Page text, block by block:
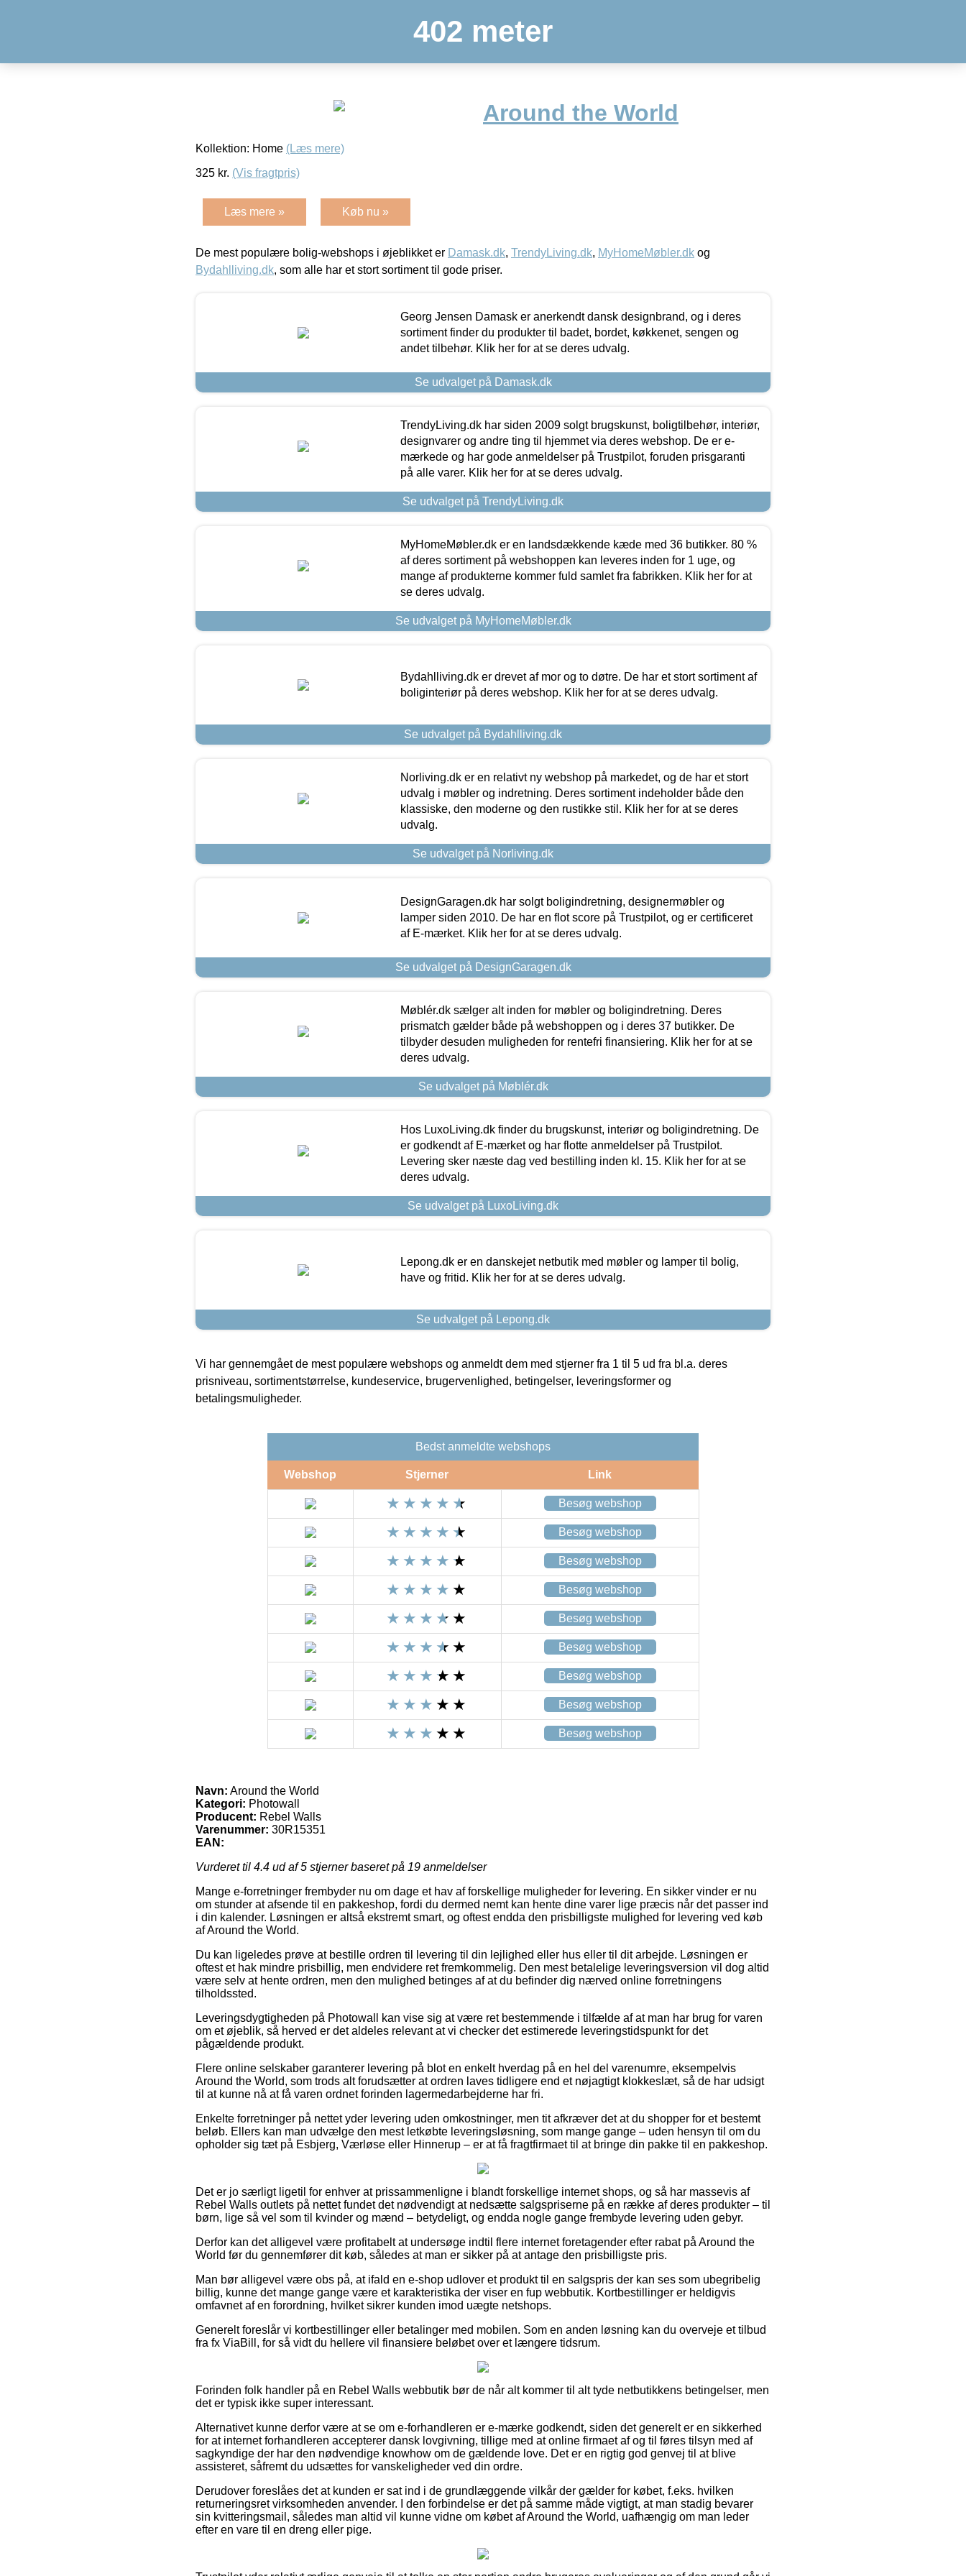
402 meter
Around the World
Kollektion: Home (Læs mere)
325 kr. (Vis fragtpris)
Læs mere » Køb nu »
De mest populære bolig-webshops i øjeblikket er Damask.dk, TrendyLiving.dk, MyHomeMøbler.dk og
Bydahlliving.dk, som alle har et stort sortiment til gode priser.
Georg Jensen Damask er anerkendt dansk designbrand, og i deres
sortiment finder du produkter til badet, bordet, køkkenet, sengen og
andet tilbehør. Klik her for at se deres udvalg.
Se udvalget på Damask.dk
TrendyLiving.dk har siden 2009 solgt brugskunst, boligtilbehør, interiør,
designvarer og andre ting til hjemmet via deres webshop. De er e-
mærkede og har gode anmeldelser på Trustpilot, foruden prisgaranti
på alle varer. Klik her for at se deres udvalg.
Se udvalget på TrendyLiving.dk
MyHomeMøbler.dk er en landsdækkende kæde med 36 butikker. 80 %
af deres sortiment på webshoppen kan leveres inden for 1 uge, og
mange af produkterne kommer fuld samlet fra fabrikken. Klik her for at
se deres udvalg.
Se udvalget på MyHomeMøbler.dk
Bydahlliving.dk er drevet af mor og to døtre. De har et stort sortiment af
boliginteriør på deres webshop. Klik her for at se deres udvalg.
Se udvalget på Bydahlliving.dk
Norliving.dk er en relativt ny webshop på markedet, og de har et stort
udvalg i møbler og indretning. Deres sortiment indeholder både den
klassiske, den moderne og den rustikke stil. Klik her for at se deres
udvalg.
Se udvalget på Norliving.dk
DesignGaragen.dk har solgt boligindretning, designermøbler og
lamper siden 2010. De har en flot score på Trustpilot, og er certificeret
af E-mærket. Klik her for at se deres udvalg.
Se udvalget på DesignGaragen.dk
Møblér.dk sælger alt inden for møbler og boligindretning. Deres
prismatch gælder både på webshoppen og i deres 37 butikker. De
tilbyder desuden muligheden for rentefri finansiering. Klik her for at se
deres udvalg.
Se udvalget på Møblér.dk
Hos LuxoLiving.dk finder du brugskunst, interiør og boligindretning. De
er godkendt af E-mærket og har flotte anmeldelser på Trustpilot.
Levering sker næste dag ved bestilling inden kl. 15. Klik her for at se
deres udvalg.
Se udvalget på LuxoLiving.dk
Lepong.dk er en danskejet netbutik med møbler og lamper til bolig,
have og fritid. Klik her for at se deres udvalg.
Se udvalget på Lepong.dk
Vi har gennemgået de mest populære webshops og anmeldt dem med stjerner fra 1 til 5 ud fra bl.a. deres
prisniveau, sortimentstørrelse, kundeservice, brugervenlighed, betingelser, leveringsformer og
betalingsmuligheder.
Bedst anmeldte webshops
Webshop Stjerner Link
Besøg webshop
Besøg webshop
Besøg webshop
Besøg webshop
Besøg webshop
Besøg webshop
Besøg webshop
Besøg webshop
Besøg webshop
Navn: Around the World
Kategori: Photowall
Producent: Rebel Walls
Varenummer: 30R15351
EAN:
Vurderet til 4.4 ud af 5 stjerner baseret på 19 anmeldelser
Mange e-forretninger frembyder nu om dage et hav af forskellige muligheder for levering. En sikker vinder er nu
om stunder at afsende til en pakkeshop, fordi du dermed nemt kan hente dine varer lige præcis når det passer ind
i din kalender. Løsningen er altså ekstremt smart, og oftest endda den prisbilligste mulighed for levering ved køb
af Around the World.
Du kan ligeledes prøve at bestille ordren til levering til din lejlighed eller hus eller til dit arbejde. Løsningen er
oftest et hak mindre prisbillig, men endvidere ret fremkommelig. Den mest betalelige leveringsversion vil dog altid
være selv at hente ordren, men den mulighed betinges af at du befinder dig nærved online forretningens
tilholdssted.
Leveringsdygtigheden på Photowall kan vise sig at være ret bestemmende i tilfælde af at man har brug for varen
om et øjeblik, så herved er det aldeles relevant at vi checker det estimerede leveringstidspunkt for det
pågældende produkt.
Flere online selskaber garanterer levering på blot en enkelt hverdag på en hel del varenumre, eksempelvis
Around the World, som trods alt forudsætter at ordren laves tidligere end et nøjagtigt klokkeslæt, så de har udsigt
til at kunne nå at få varen ordnet forinden lagermedarbejderne har fri.
Enkelte forretninger på nettet yder levering uden omkostninger, men tit afkræver det at du shopper for et bestemt
beløb. Ellers kan man udvælge den mest letkøbte leveringsløsning, som mange gange – uden hensyn til om du
opholder sig tæt på Esbjerg, Værløse eller Hinnerup – er at få fragtfirmaet til at bringe din pakke til en pakkeshop.
Det er jo særligt ligetil for enhver at prissammenligne i blandt forskellige internet shops, og så har massevis af
Rebel Walls outlets på nettet fundet det nødvendigt at nedsætte salgspriserne på en række af deres produkter – til
børn, lige så vel som til kvinder og mænd – betydeligt, og endda nogle gange frembyde levering uden gebyr.
Derfor kan det alligevel være profitabelt at undersøge indtil flere internet foretagender efter rabat på Around the
World før du gennemfører dit køb, således at man er sikker på at antage den prisbilligste pris.
Man bør alligevel være obs på, at ifald en e-shop udlover et produkt til en salgspris der kan ses som ubegribelig
billig, kunne det mange gange være et karakteristika der viser en fup webbutik. Kortbestillinger er heldigvis
omfavnet af en forordning, hvilket sikrer kunden imod uægte netshops.
Generelt foreslår vi kortbestillinger eller betalinger med mobilen. Som en anden løsning kan du overveje et tilbud
fra fx ViaBill, for så vidt du hellere vil finansiere beløbet over et længere tidsrum.
Forinden folk handler på en Rebel Walls webbutik bør de når alt kommer til alt tyde netbutikkens betingelser, men
det er typisk ikke super interessant.
Alternativet kunne derfor være at se om e-forhandleren er e-mærke godkendt, siden det generelt er en sikkerhed
for at internet forhandleren accepterer dansk lovgivning, tillige med at online firmaet af og til føres tilsyn med af
sagkyndige der har den nødvendige knowhow om de gældende love. Det er en rigtig god genvej til at blive
assisteret, såfremt du udsættes for vanskeligheder ved din ordre.
Derudover foreslåes det at kunden er sat ind i de grundlæggende vilkår der gælder for købet, f.eks. hvilken
returneringsret virksomheden anvender. I den forbindelse er det på samme måde vigtigt, at man stadig bevarer
sin kvitteringsmail, således man altid vil kunne vidne om købet af Around the World, uafhængig om man leder
efter en vare til en dreng eller pige.